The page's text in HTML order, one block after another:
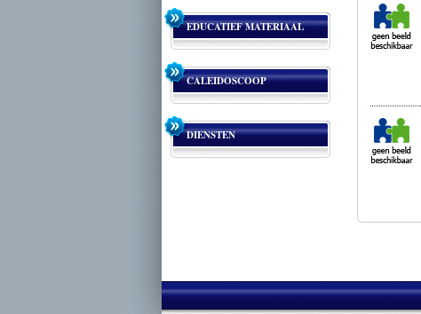
EDUCATIEF MATERIAAL
CALEIDOSCOOP
DIENSTEN